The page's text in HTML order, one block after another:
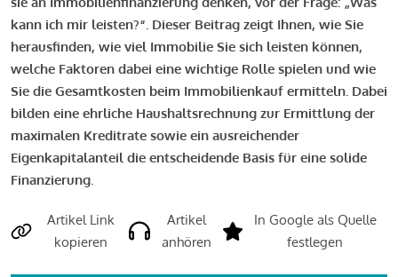
kann ich mir leisten?“. Dieser Beitrag zeigt Ihnen, wie Sie
herausfinden, wie viel Immobilie Sie sich leisten können,
welche Faktoren dabei eine wichtige Rolle spielen und wie
Sie die Gesamtkosten beim Immobilienkauf ermitteln. Dabei
bilden eine ehrliche Haushaltsrechnung zur Ermittlung der
maximalen Kreditrate sowie ein ausreichender
Eigenkapitalanteil die entscheidende Basis für eine solide
Finanzierung.
Artikel Link
kopieren
Artikel
anhören
In Google als Quelle
festlegen